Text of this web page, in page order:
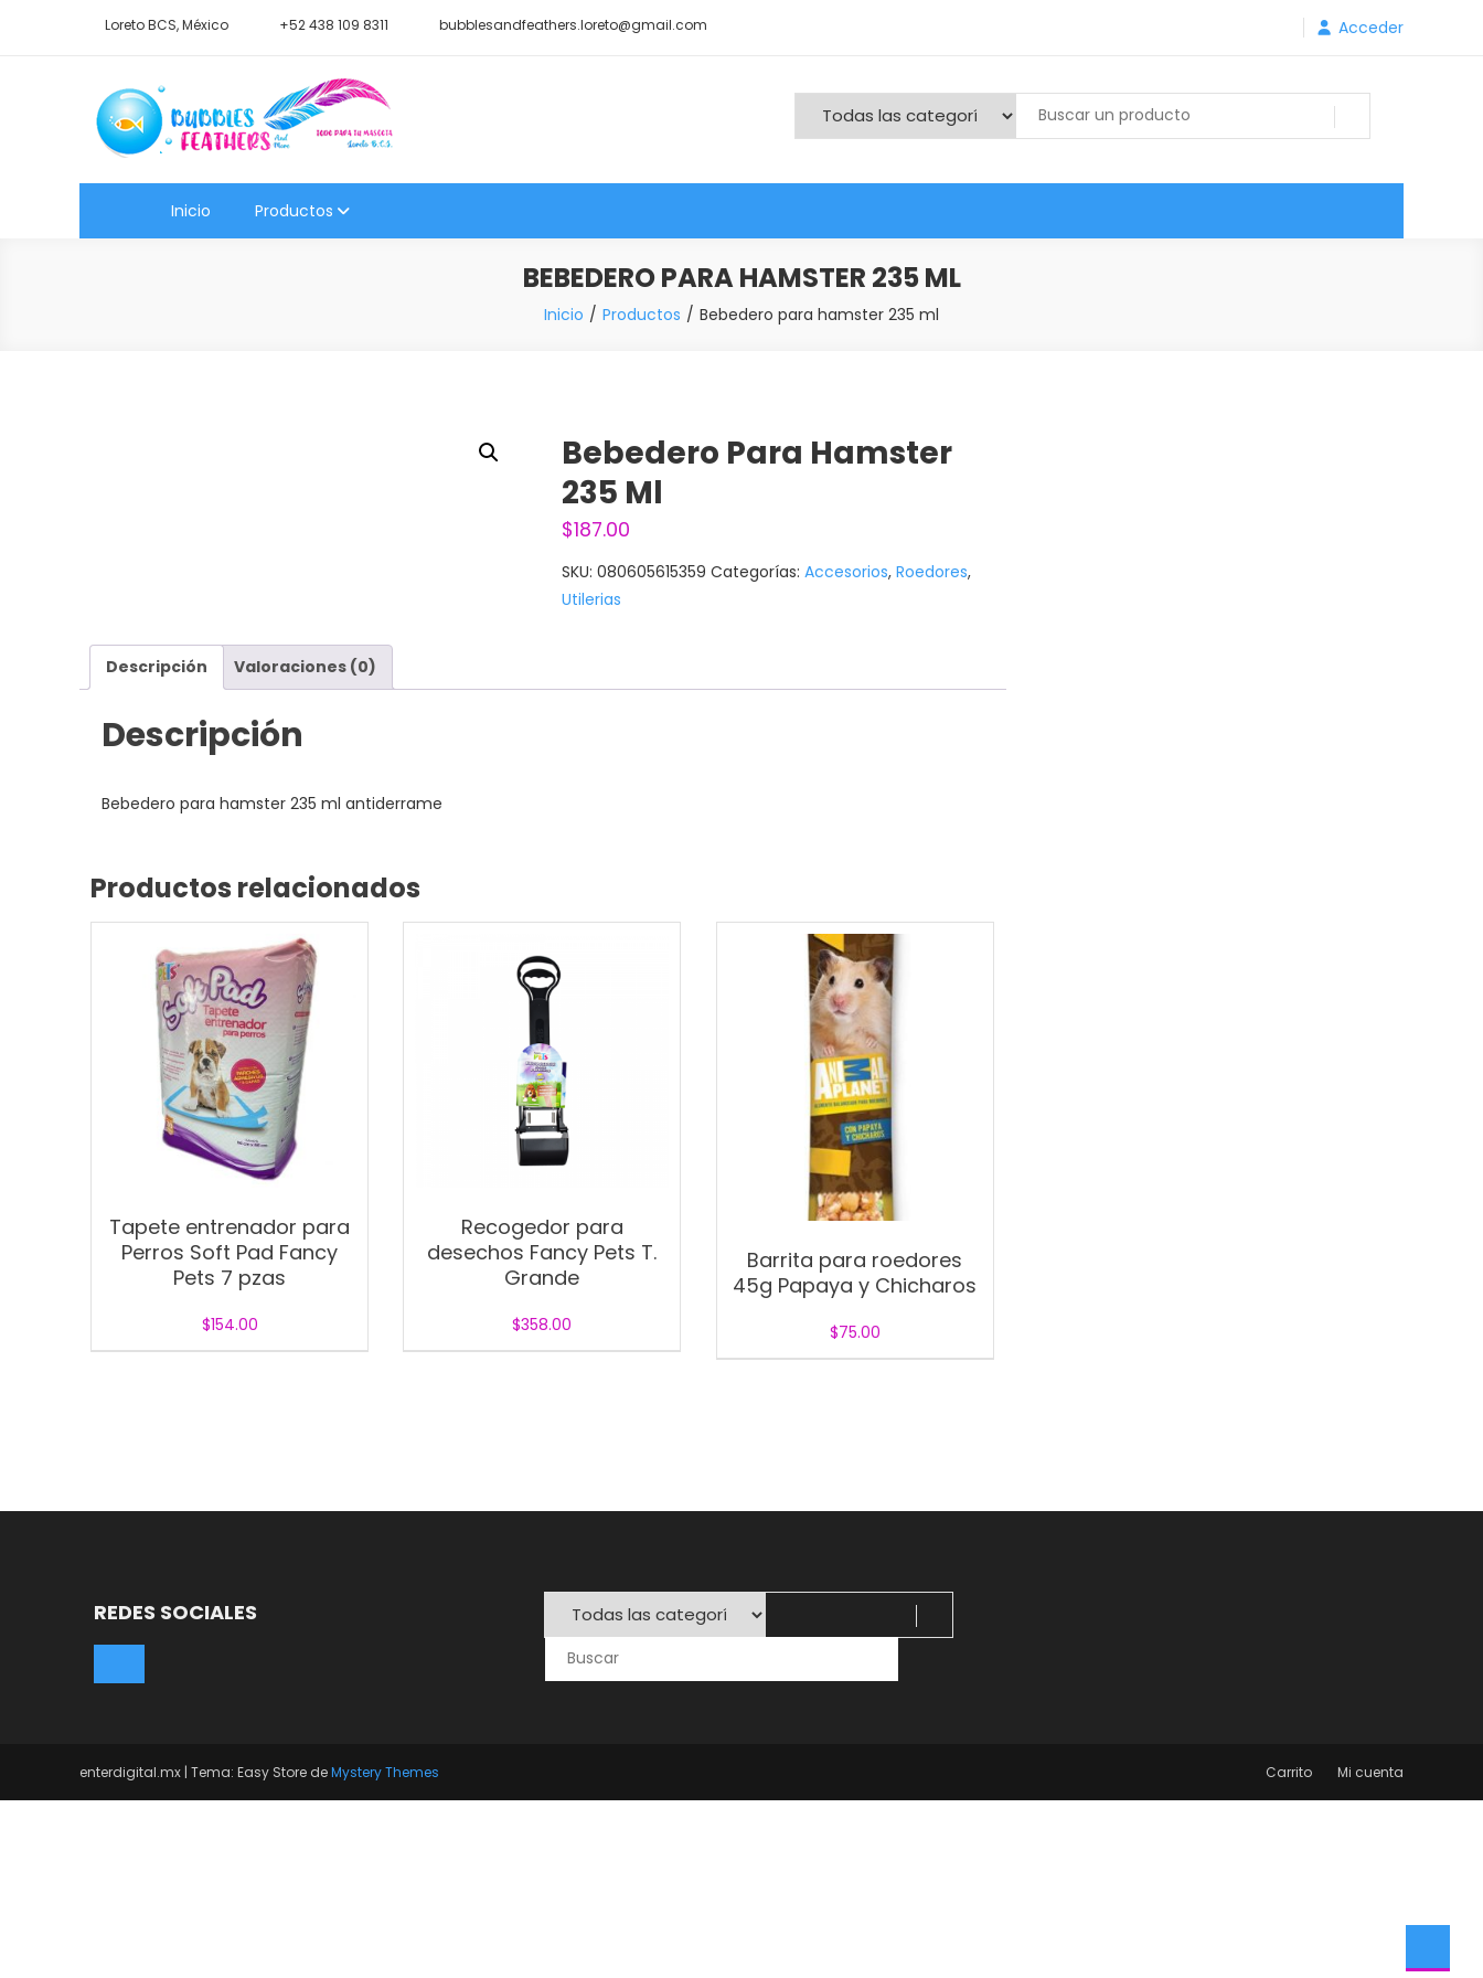
Loreto BCS, México +52 438 109 8311 bubblesandfeathers.loreto@gmail.com Acceder
Shop Bubbles Feathers And More
Inicio
Productos
BEBEDERO PARA HAMSTER 235 ML
Inicio Productos Bebedero para hamster 235 ml
Bebedero Para Hamster
235 Ml
$187.00
SKU: 080605615359 Categorías: Accesorios, Roedores,
Utilerias
Descripción Valoraciones (0)
Descripción
Bebedero para hamster 235 ml antiderrame
Productos relacionados
Tapete entrenador para
Perros Soft Pad Fancy
Pets 7 pzas
$154.00
Recogedor para
desechos Fancy Pets T.
Grande
$358.00
Barrita para roedores
45g Papaya y Chicharos
$75.00
REDES SOCIALES
enterdigital.mx | Tema: Easy Store deMystery Themes Carrito Mi cuenta